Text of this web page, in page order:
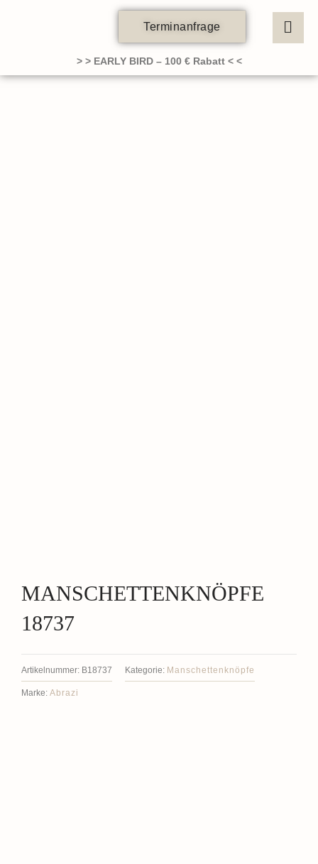
Terminanfrage
> > EARLY BIRD – 100 € Rabatt < <
MANSCHETTENKNÖPFE
18737
Artikelnummer: B18737 Kategorie: Manschettenknöpfe
Marke: Abrazi